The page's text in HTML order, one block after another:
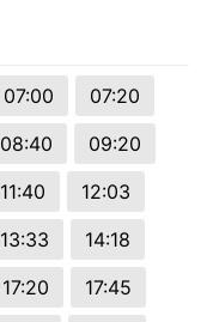
07:00
07:20
08:40
09:20
11:40
12:03
13:33
14:18
17:20
17:45